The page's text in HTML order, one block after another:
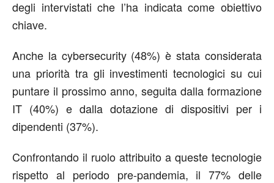
degli intervistati che l’ha indicata come obiettivo
chiave.
Anche la cybersecurity (48%) è stata considerata
una priorità tra gli investimenti tecnologici su cui
puntare il prossimo anno, seguita dalla formazione
IT (40%) e dalla dotazione di dispositivi per i
dipendenti (37%).
Confrontando il ruolo attribuito a queste tecnologie
rispetto al periodo pre-pandemia, il 77% delle